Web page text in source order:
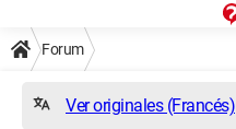
Forum
Ver originales (Francés)